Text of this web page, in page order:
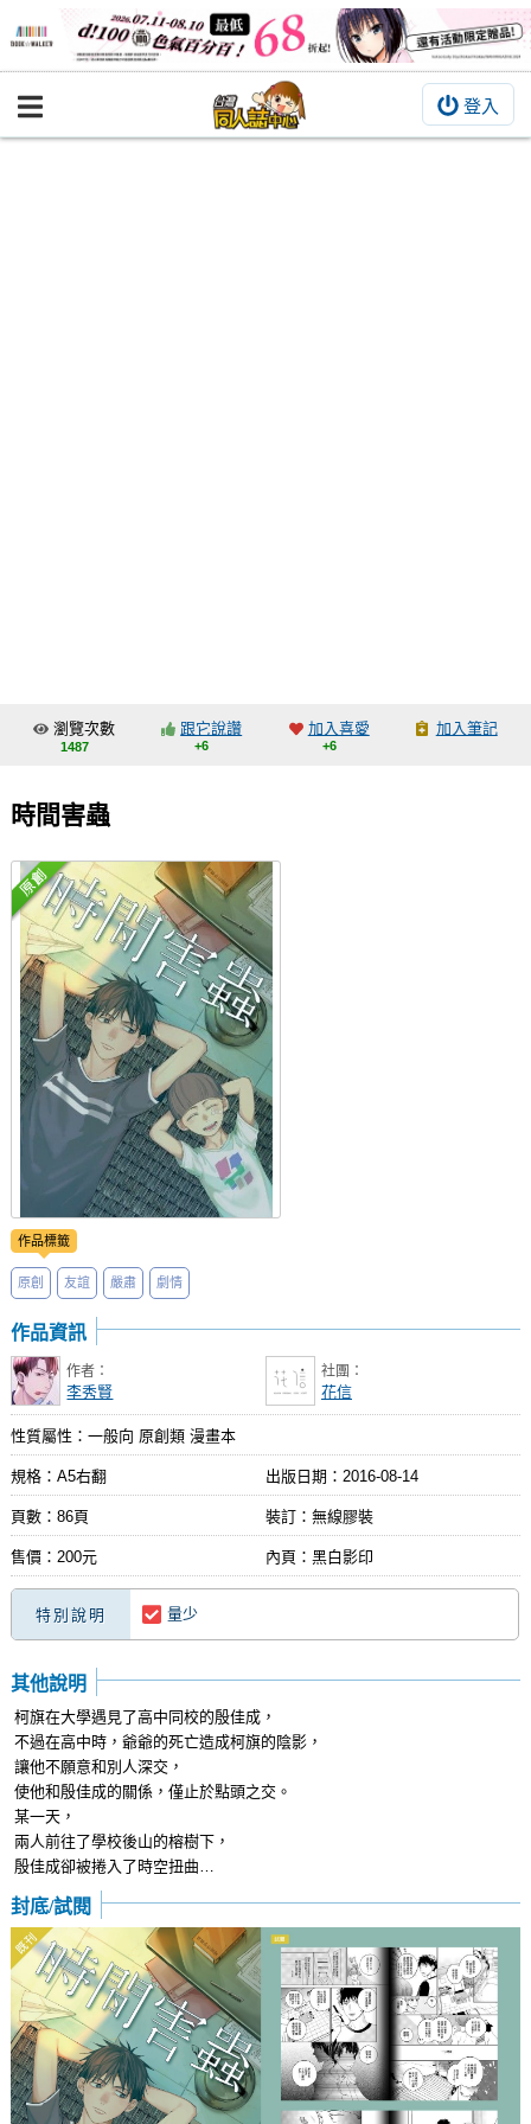
登入
BOOKY書集倉庫
交流中心
會員功能選單
會員中心
註冊會員
登入
瀏覽次數
1487
跟它說讚
+6
加入喜愛
+6
加入筆記
時間害蟲
作品標籤
原創 友誼 嚴肅 劇情
作品資訊
作者：
李秀賢
社團：
花信
性質屬性：一般向 原創類 漫畫本
規格：A5右翻 出版日期： 2016-08-14
頁數：86頁 裝訂：無線膠裝
售價：200元 內頁：黑白影印
特別說明 量少
其他說明
柯旗在大學遇見了高中同校的殷佳成，
不過在高中時，爺爺的死亡造成柯旗的陰影，
讓他不願意和別人深交，
使他和殷佳成的關係，僅止於點頭之交。
某一天，
兩人前往了學校後山的榕樹下，
殷佳成卻被捲入了時空扭曲…
封底/試閱